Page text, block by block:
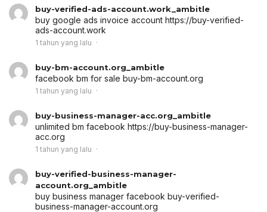
buy-verified-ads-account.work_ambitle
buy google ads invoice account https://buy-verified-
ads-account.work
1 tahun yang lalu
buy-bm-account.org_ambitle
facebook bm for sale buy-bm-account.org
1 tahun yang lalu
buy-business-manager-acc.org_ambitle
unlimited bm facebook https://buy-business-manager-
acc.org
1 tahun yang lalu
buy-verified-business-manager-
account.org_ambitle
buy business manager facebook buy-verified-
business-manager-account.org